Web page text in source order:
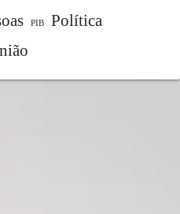
PIB
Política